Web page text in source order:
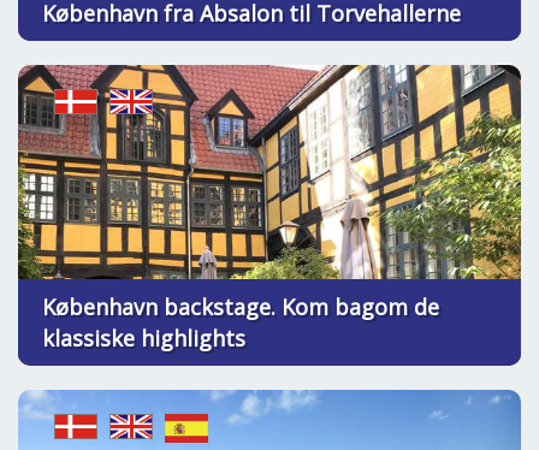
København fra Absalon til Torvehallerne
København backstage. Kom bagom de
klassiske highlights